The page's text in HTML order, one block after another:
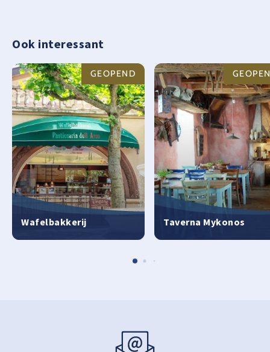
Ook interessant
GEOPEND
Wafelbakkerij Taverna Mykonos